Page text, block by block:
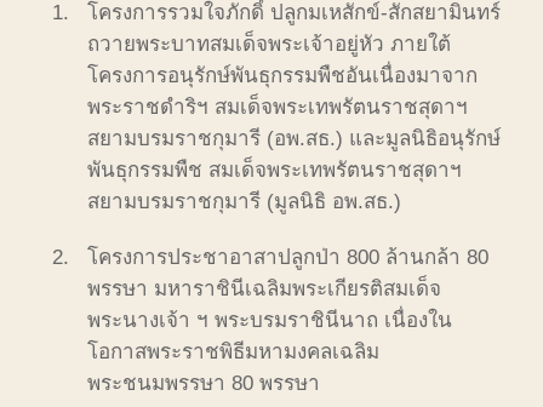
โครงการรวมใจภักดิ์ ปลูกมเหสักข์-สักสยามินทร์
ถวายพระบาทสมเด็จพระเจ้าอยู่หัว ภายใต้
โครงการอนุรักษ์พันธุกรรมพืชอันเนื่องมาจาก
พระราชดำริฯ สมเด็จพระเทพรัตนราชสุดาฯ
สยามบรมราชกุมารี (อพ.สธ.) และมูลนิธิอนุรักษ์
พันธุกรรมพืช สมเด็จพระเทพรัตนราชสุดาฯ
สยามบรมราชกุมารี (มูลนิธิ อพ.สธ.)
โครงการประชาอาสาปลูกป่า 800 ล้านกล้า 80
พรรษา มหาราชินีเฉลิมพระเกียรติสมเด็จ
พระนางเจ้า ฯ พระบรมราชินีนาถ เนื่องใน
โอกาสพระราชพิธีมหามงคลเฉลิม
พระชนมพรรษา 80 พรรษา